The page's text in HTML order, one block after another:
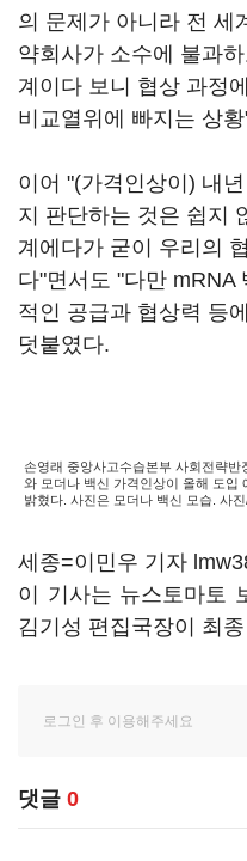
의 문제가 아니라 전 세
약회사가 소수에 불과
계이다 보니 협상 과정
비교열위에 빠지는 상
이어 "(가격인상이) 내
지 판단하는 것은 쉽지
계에다가 굳이 우리의
다"면서도 "다만 mRNA
적인 공급과 협상력 등
덧붙였다.
손영래 중앙사고수습본부 사회전략
와 모더나 백신 가격인상이 올해 도입
밝혔다. 사진은 모더나 백신 모습. 사
세종=이민우 기자
이 기사는 뉴스토마토
김기성 편집국장이 최
댓글 0